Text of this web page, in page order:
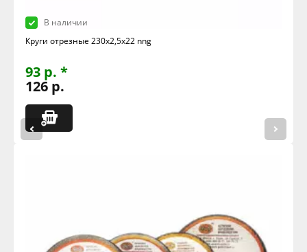
В наличии
Круги отрезные 230х2,5х22 nng
93 р. *
126 р.